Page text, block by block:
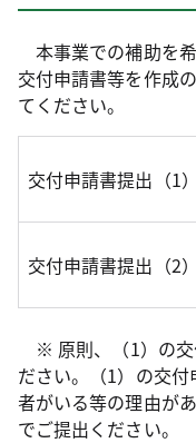
本事業での補助を
交付申請書等を作成
てください。
交付申請書提出（1）
交付申請書提出（2）
※ 原則、（1）の交
ださい。（1）の交
者がいる等の理由が
でご提出ください。